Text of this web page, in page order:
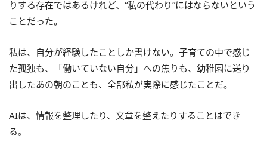
りする存在ではあるけれど、“私の代わり”にはならないという
ことだった。
私は、自分が経験したことしか書けない。子育ての中で感じ
た孤独も、「働いていない自分」への焦りも、幼稚園に送り
出したあの朝のことも、全部私が実際に感じたことだ。
AIは、情報を整理したり、文章を整えたりすることはでき
る。